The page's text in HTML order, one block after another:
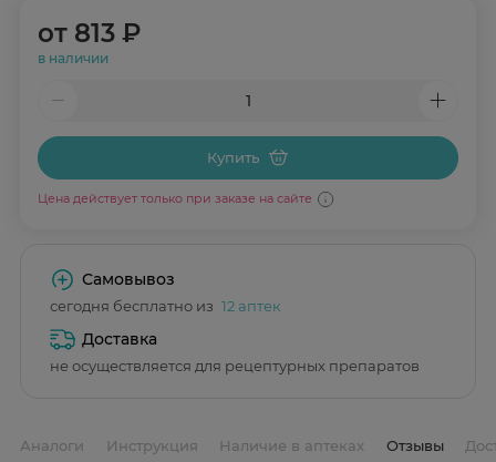
от 813 ₽
в наличии
Купить
Цена действует только при заказе на сайте
Самовывоз
сегодня бесплатно из 12 аптек
Доставка
не осуществляется для рецептурных препаратов
Аналоги Инструкция Наличие в аптеках Отзывы